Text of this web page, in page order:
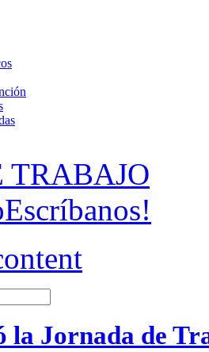
TRABAJO
Escríbanos!
la Jornada de